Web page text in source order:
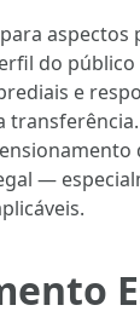
do
e
—